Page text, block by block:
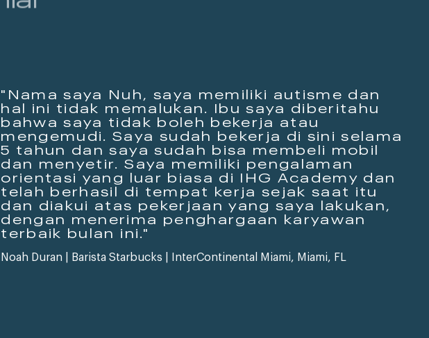
"Nama saya Nuh, saya memiliki autisme dan
hal ini tidak memalukan. Ibu saya diberitahu
bahwa saya tidak boleh bekerja atau
mengemudi. Saya sudah bekerja di sini selama
5 tahun dan saya sudah bisa membeli mobil
dan menyetir. Saya memiliki pengalaman
orientasi yang luar biasa di IHG Academy dan
telah berhasil di tempat kerja sejak saat itu
dan diakui atas pekerjaan yang saya lakukan,
dengan menerima penghargaan karyawan
terbaik bulan ini."
Noah Duran | Barista Starbucks | InterContinental Miami, Miami, FL